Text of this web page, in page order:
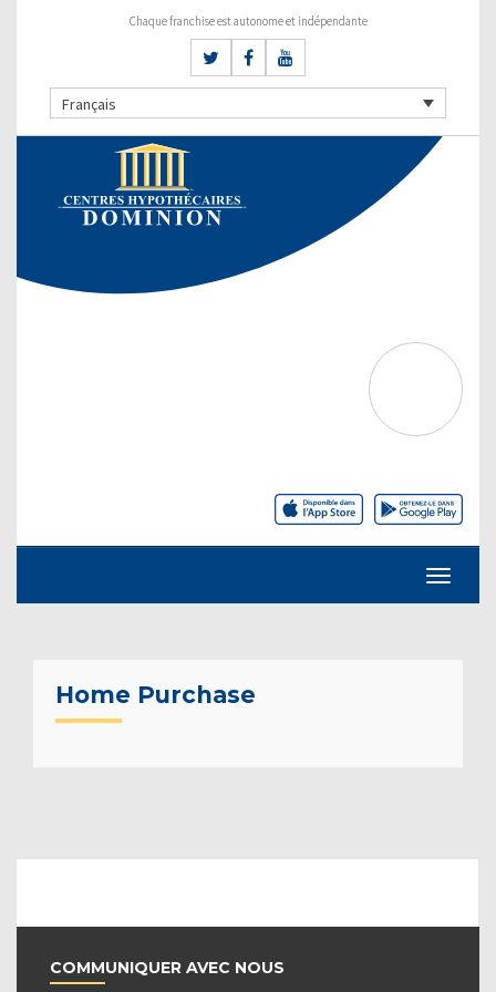
Chaque franchise est autonome et indépendante
Français
Home Purchase
COMMUNIQUER AVEC NOUS